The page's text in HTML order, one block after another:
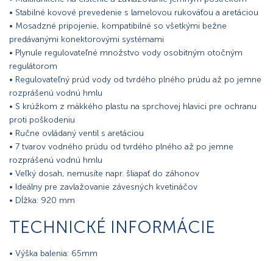
• Stabilné kovové prevedenie s lamelovou rukoväťou a aretáciou
• Mosadzné pripojenie, kompatibilné so všetkými bežne
predávanými konektorovými systémami
• Plynule regulovateľné množstvo vody osobitným otočným
regulátorom
• Regulovateľný prúd vody od tvrdého plného prúdu až po jemne
rozprášenú vodnú hmlu
• S krúžkom z mäkkého plastu na sprchovej hlavici pre ochranu
proti poškodeniu
• Ručne ovládaný ventil s aretáciou
• 7 tvarov vodného prúdu od tvrdého plného až po jemne
rozprášenú vodnú hmlu
• Veľký dosah, nemusíte napr. šliapať do záhonov
• Ideálny pre zavlažovanie závesných kvetináčov
• Dĺžka: 920 mm
TECHNICKÉ INFORMÁCIE
• Výška balenia: 65mm